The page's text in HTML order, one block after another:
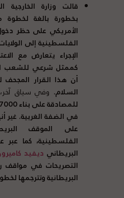
قالت وزارة الخارجية
بخطورة بالغة
الأمريكي على حظر
الفلسطينية إلى
الإجراء يتعارض مع
كممثل شرعي للشعب
أن هذا القرار
السلام. وفي سياق آخر،
للمصادقة على بناء7000
في الضفة الغربية. غير
على الموقف
الفلسطينية، كما عبر
البريطاني ديفيد
التصريحات في مواقف
البريطانية وتترجمها